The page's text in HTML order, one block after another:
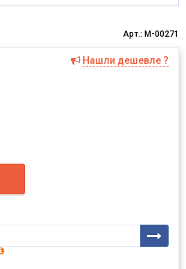
Арт.: M-00271
Нашли дешевле ?